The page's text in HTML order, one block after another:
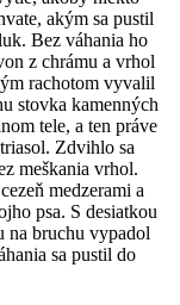
akým sa pustil
Bez váhania ho
z chrámu a vrhol
rachotom vyvalil
stovka kamenných
tele, a ten práve
Zdvihlo sa
meškania vrhol.
medzerami a
psa. S desiatkou
na bruchu vypadol
sa pustil do